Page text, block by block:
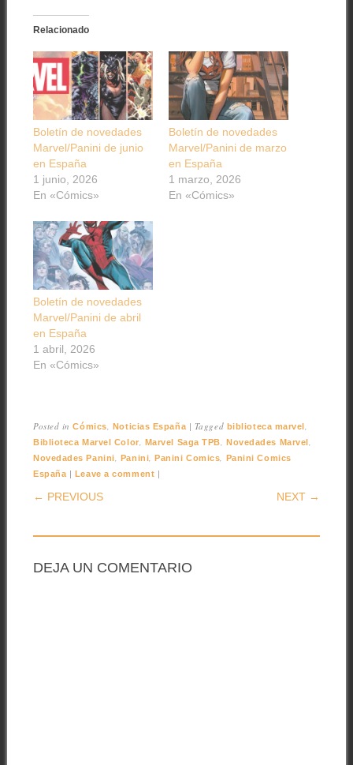
Relacionado
Boletín de novedades
Marvel/Panini de junio
en España
1 junio, 2026
En «Cómics»
Boletín de novedades
Marvel/Panini de marzo
en España
1 marzo, 2026
En «Cómics»
Boletín de novedades
Marvel/Panini de abril
en España
1 abril, 2026
En «Cómics»
Posted inCómics, Noticias España | Tagged biblioteca marvel ,
Biblioteca Marvel Color, Marvel Saga TPB,Novedades Marvel ,
Novedades Panini, Panini,Panini Comics,
Panini Comics
España | Leave a comment |
POST NAVIGATION
← PREVIOUS NEXT →
DEJA UN COMENTARIO